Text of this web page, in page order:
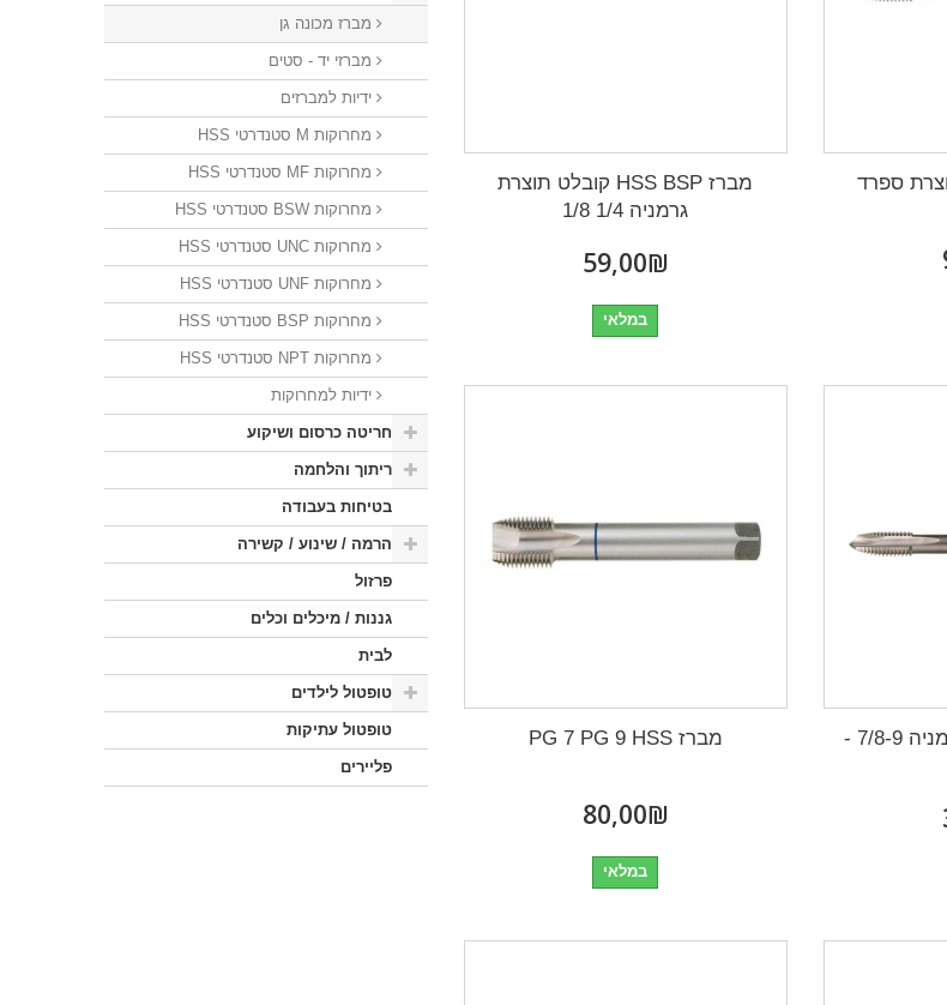
מברז מכונה גן
מברזי יד - סטים
ידיות למברזים
מחרוקות M סטנדרטי HSS
מחרוקות MF סטנדרטי HSS
מחרוקות BSW סטנדרטי HSS
מחרוקות UNC סטנדרטי HSS
מחרוקות UNF סטנדרטי HSS
מחרוקות BSP סטנדרטי HSS
מחרוקות NPT סטנדרטי HSS
ידיות למחרוקות
חריטה כרסום ושיקוע
ריתוך והלחמה
בטיחות בעבודה
הרמה / שינוע / קשירה
פרזול
גננות / מיכלים וכלים
לבית
טופטול לילדים
טופטול עתיקות
פליירים
מברז HSS BSP קובלט תוצרת
גרמניה 1/4 1/8
₪‎59,00
במלאי
מברז PG 7 PG 9 HSS
₪‎80,00
במלאי
מברז UNC קובלט גרמניה 7/8-9 -